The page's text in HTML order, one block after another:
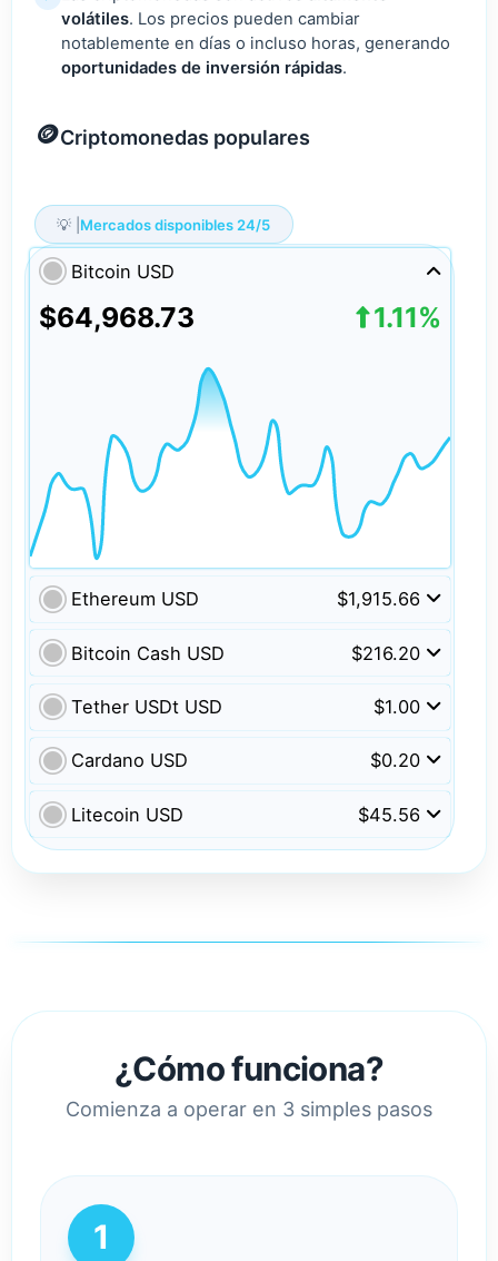
volátiles. Los precios pueden cambiar
notablemente en días o incluso horas, generando
oportunidades de inversión rápidas.
Criptomonedas populares
💡 | Mercados disponibles 24/5
Bitcoin USD
$64,968.73 1.11%
Ethereum USD $1,915.66
Bitcoin Cash USD $216.20
Tether USDt USD $1.00
Cardano USD $0.20
Litecoin USD $45.56
¿Cómo funciona?
Comienza a operar en 3 simples pasos
1